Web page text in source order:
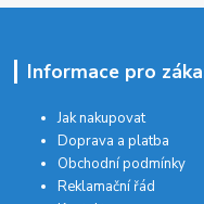
Informace pro
Jak nakupovat
Doprava a platba
Obchodní podmínky
Reklamační řád